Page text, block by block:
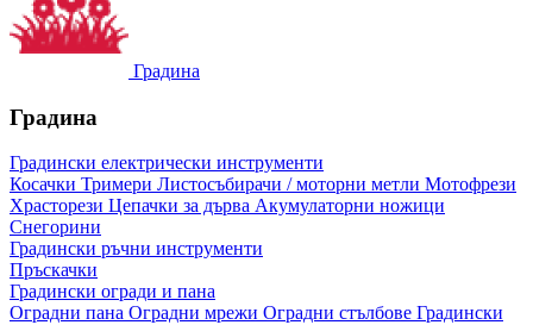
Градина
Градина
Градински електрически инструменти
Косачки Тримери Листосъбирачи / моторни метли Мотофрези
Храсторези Цепачки за дърва Акумулаторни ножици
Снегорини
Градински ръчни инструменти
Пръскачки
Градински огради и пана
Оградни пана Оградни мрежи Оградни стълбове Градински